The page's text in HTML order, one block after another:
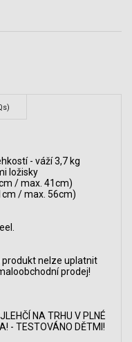
- váží 3,7 kg
ložisky
/ max. 41cm)
/ max. 56cm)
produkt nelze uplatnit
prodej!
NA TRHU V PLNÉ
- TESTOVÁNO DĚTMI!